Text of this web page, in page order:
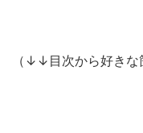
（↓↓目次から好き